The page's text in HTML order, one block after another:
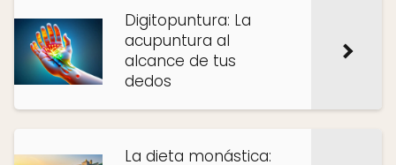
Digitopuntura: La
acupuntura al
alcance de tus
dedos
La dieta monástica: